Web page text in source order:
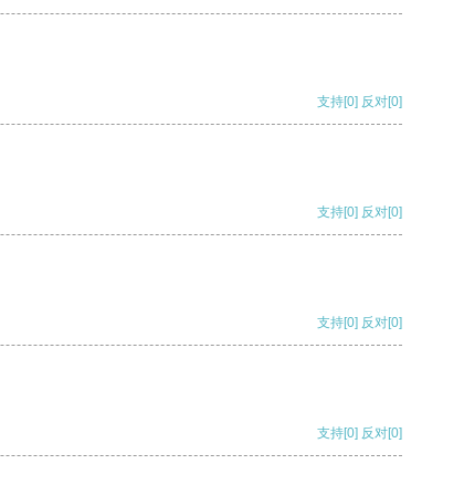
支持[0] 反对[0]
支持[0] 反对[0]
支持[0] 反对[0]
支持[0] 反对[0]